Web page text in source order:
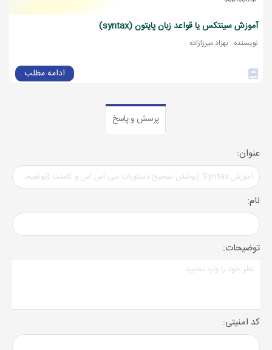
آموزش سینتکس یا قواعد زبان پایتون (syntax)
نویسنده : بهزاد میرزازاده
ادامه مطلب
پرسش و پاسخ
عنوان:
نام:
توضیحات:
کد امنیتی: